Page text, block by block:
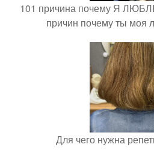
101 причина почему Я
причин почему ты моя
Для чего нужна